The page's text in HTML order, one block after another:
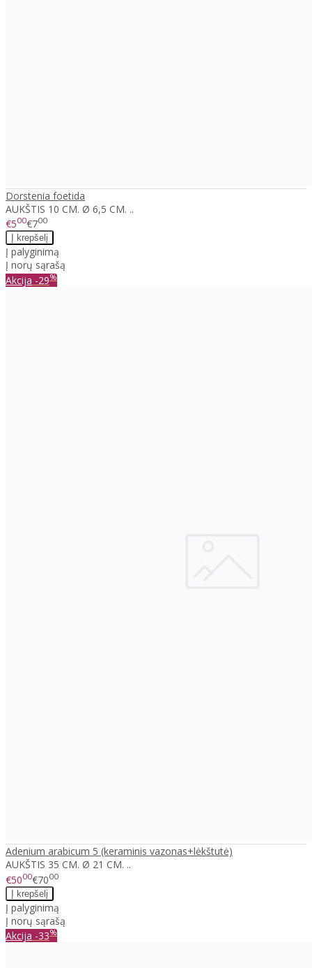
Dorstenia foetida
AUKŠTIS 10 CM. Ø 6,5 CM. ..
€500€700
Į palyginimą
Į norų sąrašą
Akcija -29%
Adenium arabicum 5 (keraminis vazonas+lėkštutė)
AUKŠTIS 35 CM. Ø 21 CM. ..
€5000€7000
Į palyginimą
Į norų sąrašą
Akcija -33%